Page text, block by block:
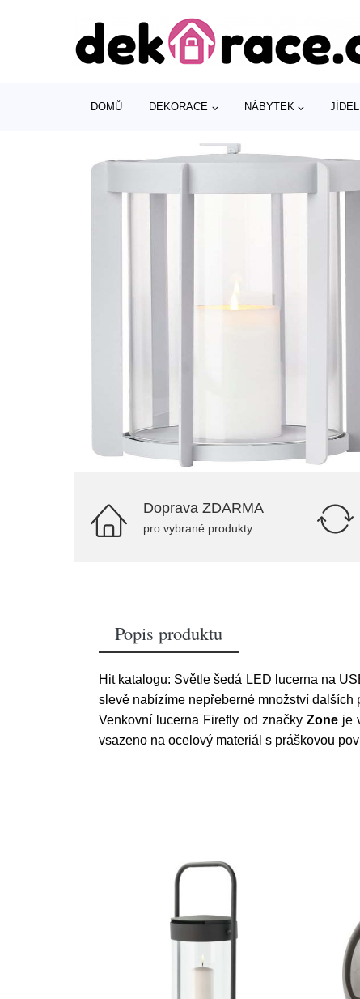
DOMŮ DEKORACE NÁBYTEK
Doprava ZDARMA
pro vybrané produkty
Popis produktu
Hit katalogu: Světle šedá LED lucerna na
slevě nabízíme nepřeberné množství dalších
Venkovní lucerna Firefly od značky Zoneje
vsazeno na ocelový materiál s práškovou